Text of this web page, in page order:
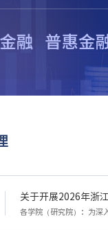
关于开展2026年浙